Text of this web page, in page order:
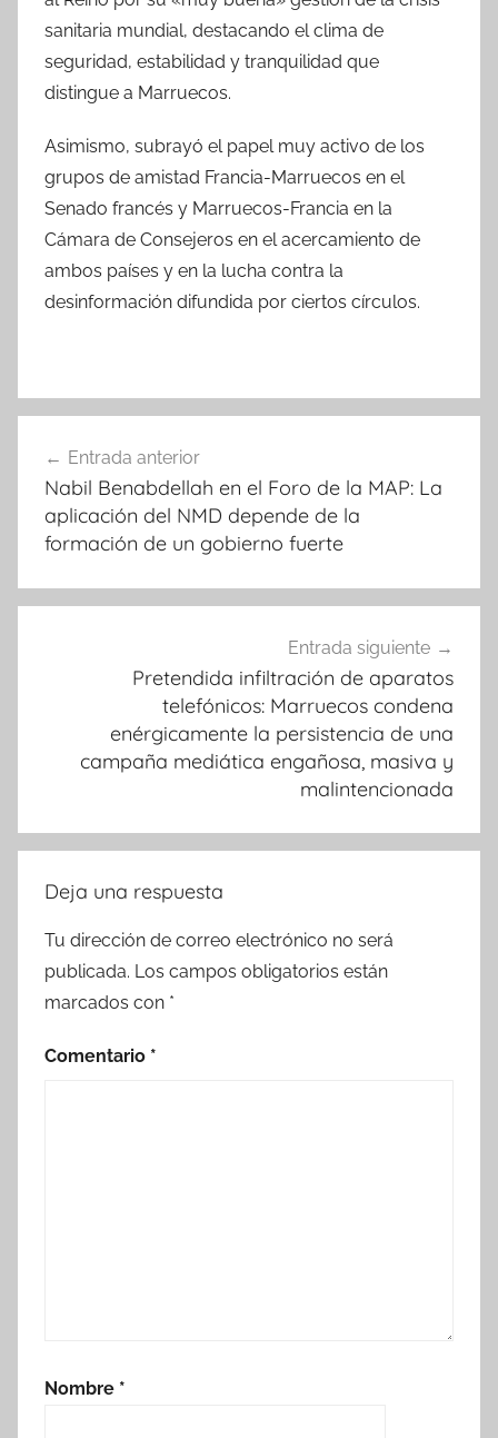
sanitaria mundial, destacando el clima de
seguridad, estabilidad y tranquilidad que
distingue a Marruecos.
Asimismo, subrayó el papel muy activo de los
grupos de amistad Francia-Marruecos en el
Senado francés y Marruecos-Francia en la
Cámara de Consejeros en el acercamiento de
ambos países y en la lucha contra la
desinformación difundida por ciertos círculos.
de
entradas
Entrada anterior
Nabil Benabdellah en el Foro de la MAP: La
aplicación del NMD depende de la
formación de un gobierno fuerte
Entrada siguiente
Pretendida infiltración de aparatos
telefónicos: Marruecos condena
enérgicamente la persistencia de una
campaña mediática engañosa, masiva y
malintencionada
Deja una respuesta
Tu dirección de correo electrónico no será
publicada. Los campos obligatorios están
marcados con *
Comentario *
Nombre *